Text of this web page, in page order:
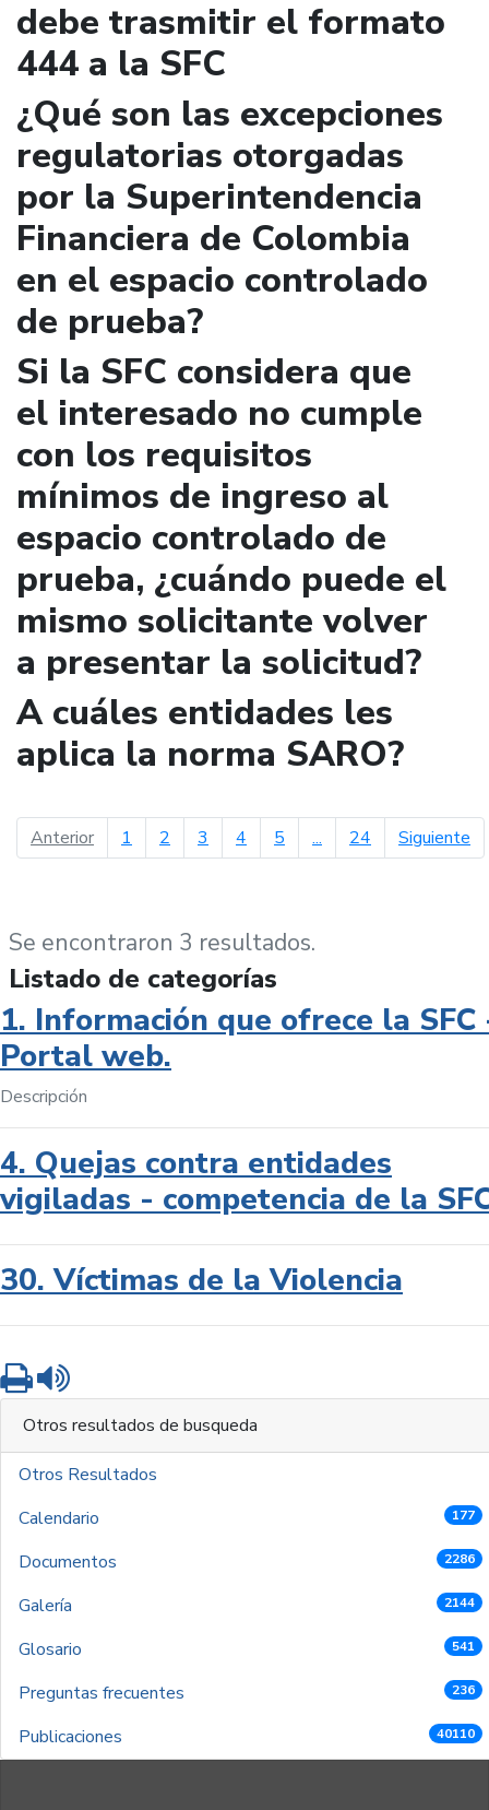
debe trasmitir el formato
444 a la SFC
¿Qué son las excepciones
regulatorias otorgadas
por la Superintendencia
Financiera de Colombia
en el espacio controlado
de prueba?
Si la SFC considera que
el interesado no cumple
con los requisitos
mínimos de ingreso al
espacio controlado de
prueba, ¿cuándo puede el
mismo solicitante volver
a presentar la solicitud?
A cuáles entidades les
aplica la norma SARO?
Anteriorpágina anterior
1 2 3 4 5 ... 24 Siguiente
Se encontraron 3 resultados.
Listado de categorías
1. Información que ofrece la SFC
Portal web.
Descripción
4. Quejas contra entidades
vigiladas - competencia de la
30. Víctimas de la Violencia
Imprimir
Otros resultados de busqueda
Otros Resultados
Calendario
177
Documentos 2286
Galería 2144
Glosario 541
Preguntas frecuentes 236
Publicaciones 40110